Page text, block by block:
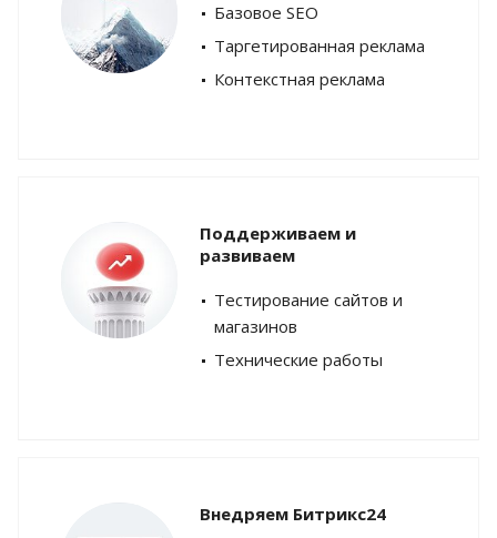
Базовое SEO
Таргетированная реклама
Контекстная реклама
Поддерживаем и
развиваем
Тестирование сайтов и
магазинов
Технические работы
Внедряем Битрикс24